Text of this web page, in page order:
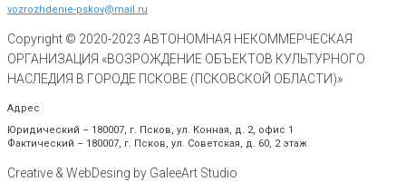
vozrozhdenie-pskov@mail.ru
Copyright © 2020-2023 АВТОНОМНАЯ НЕКОММЕРЧЕСКАЯ
ОРГАНИЗАЦИЯ «ВОЗРОЖДЕНИЕ ОБЪЕКТОВ КУЛЬТУРНОГО
НАСЛЕДИЯ В ГОРОДЕ ПСКОВЕ (ПСКОВСКОЙ ОБЛАСТИ)»
Адрес
Юридический – 180007, г. Псков, ул. Конная, д. 2, офис 1
Фактический – 180007, г. Псков, ул. Советская, д. 60, 2 этаж
Creative & WebDesing by GaleeArt Studio